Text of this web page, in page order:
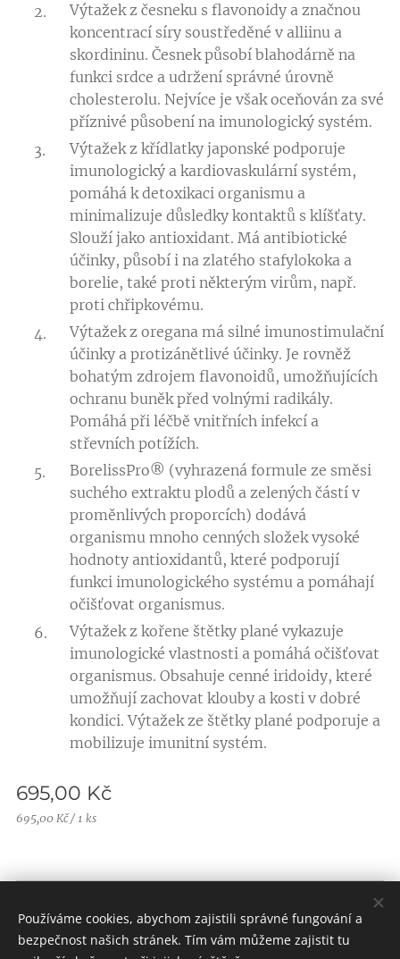
Výtažek z česneku s flavonoidy a značnou
koncentrací síry soustředěné v alliinu a
skordininu. Česnek působí blahodárně na
funkci srdce a udržení správné úrovně
cholesterolu. Nejvíce je však oceňován za své
příznivé působení na imunologický systém.
Výtažek z křídlatky japonské podporuje
imunologický a kardiovaskulární systém,
pomáhá k detoxikaci organismu a
minimalizuje důsledky kontaktů s klíšťaty.
Slouží jako antioxidant. Má antibiotické
účinky, působí i na zlatého stafylokoka a
borelie, také proti některým virům, např.
proti chřipkovému.
Výtažek z oregana má silné imunostimulační
účinky a protizánětlivé účinky. Je rovněž
bohatým zdrojem flavonoidů, umožňujících
ochranu buněk před volnými radikály.
Pomáhá při léčbě vnitřních infekcí a
střevních potížích.
BorelissPro® (vyhrazená formule ze směsi
suchého extraktu plodů a zelených částí v
proměnlivých proporcích) dodává
organismu mnoho cenných složek vysoké
hodnoty antioxidantů, které podporují
funkci imunologického systému a pomáhají
očišťovat organismus.
Výtažek z kořene štětky plané vykazuje
imunologické vlastnosti a pomáhá očišťovat
organismus. Obsahuje cenné iridoidy, které
umožňují zachovat klouby a kosti v dobré
kondici. Výtažek ze štětky plané podporuje a
mobilizuje imunitní systém.
695,00 Kč
695,00 Kč / 1 ks
Vytvořeno službouWebnode Cookies
Používáme cookies, abychom zajistili správné fungování a
bezpečnost našich stránek. Tím vám můžeme zajistit tu